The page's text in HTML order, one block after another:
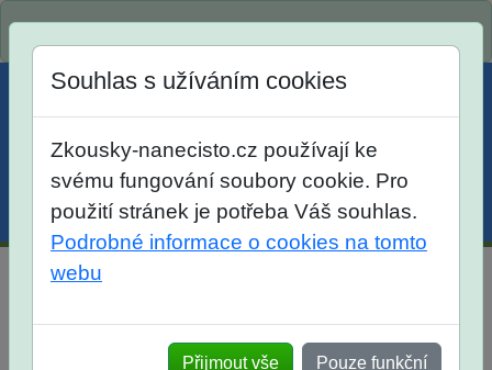
Menu Účet Košík
tříd
Souhlas s užíváním cookies
Zkousky-nanecisto.cz používají ke
svému fungování soubory cookie. Pro
použití stránek je potřeba Váš souhlas.
Podrobné informace o cookies na tomto
webu
Přijmout vše Pouze funkční